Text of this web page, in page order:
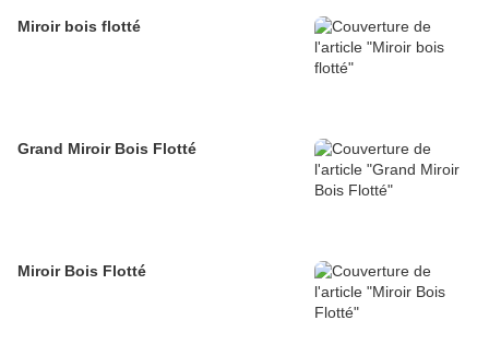
Miroir bois flotté
Grand Miroir Bois Flotté
Miroir Bois Flotté